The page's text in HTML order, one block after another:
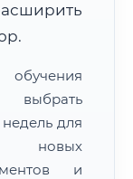
просмотра
выбрать
для
новых
и